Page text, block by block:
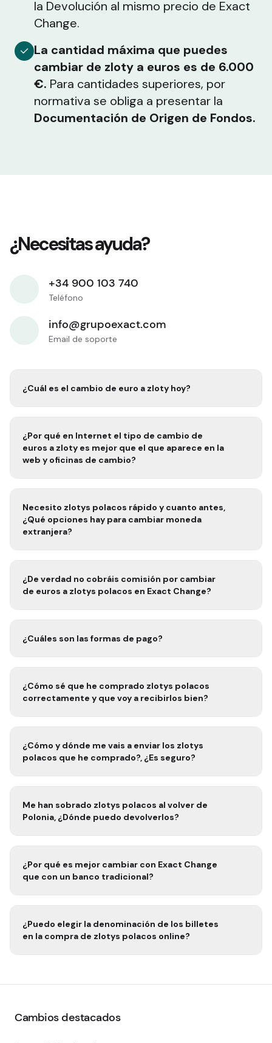
la Devolución al mismo precio de Exact
Change.
La cantidad máxima que puedes
cambiar de zloty a euros es de 6.000
€. Para cantidades superiores, por
normativa se obliga a presentar la
Documentación de Origen de Fondos.
¿Necesitas ayuda?
+34 900 103 740
Teléfono
info@grupoexact.com
Email de soporte
¿Cuál es el cambio de euro a zloty hoy?
¿Por qué en Internet el tipo de cambio de
euros a zloty es mejor que el que aparece en la
web y oficinas de cambio?
Necesito zlotys polacos rápido
¿Qué opciones hay para cambiar moneda
extranjera?
¿De verdad no cobráis comisión por cambiar
de euros a zlotys polacos en Exact Change?
¿Cuáles son las formas de pago?
¿Cómo sé que he comprado zlotys polacos
correctamente y que voy a recibirlos bien?
¿Cómo y dónde me vais a enviar los zlotys
polacos que he comprado?, ¿Es seguro?
Me han sobrado zlotys polacos
al volver de
Polonia, ¿Dónde puedo devolverlos?
¿Por qué es mejor cambiar con Exact Change
que con un banco tradicional?
¿Puedo elegir la denominación de los billetes
en la compra de zlotys polacos online?
Cambios destacados